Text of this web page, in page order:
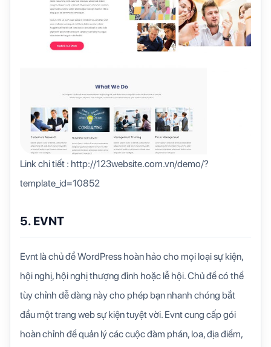
Link chi tiết : http://123website.com.vn/demo/?
template_id=10852
5. EVNT
Evnt là chủ đề WordPress hoàn hảo cho mọi loại sự kiện,
hội nghị, hội nghị thượng đỉnh hoặc lễ hội. Chủ đề có thể
tùy chỉnh dễ dàng này cho phép bạn nhanh chóng bắt
đầu một trang web sự kiện tuyệt vời. Evnt cung cấp gói
hoàn chỉnh để quản lý các cuộc đàm phán, loa, địa điểm,